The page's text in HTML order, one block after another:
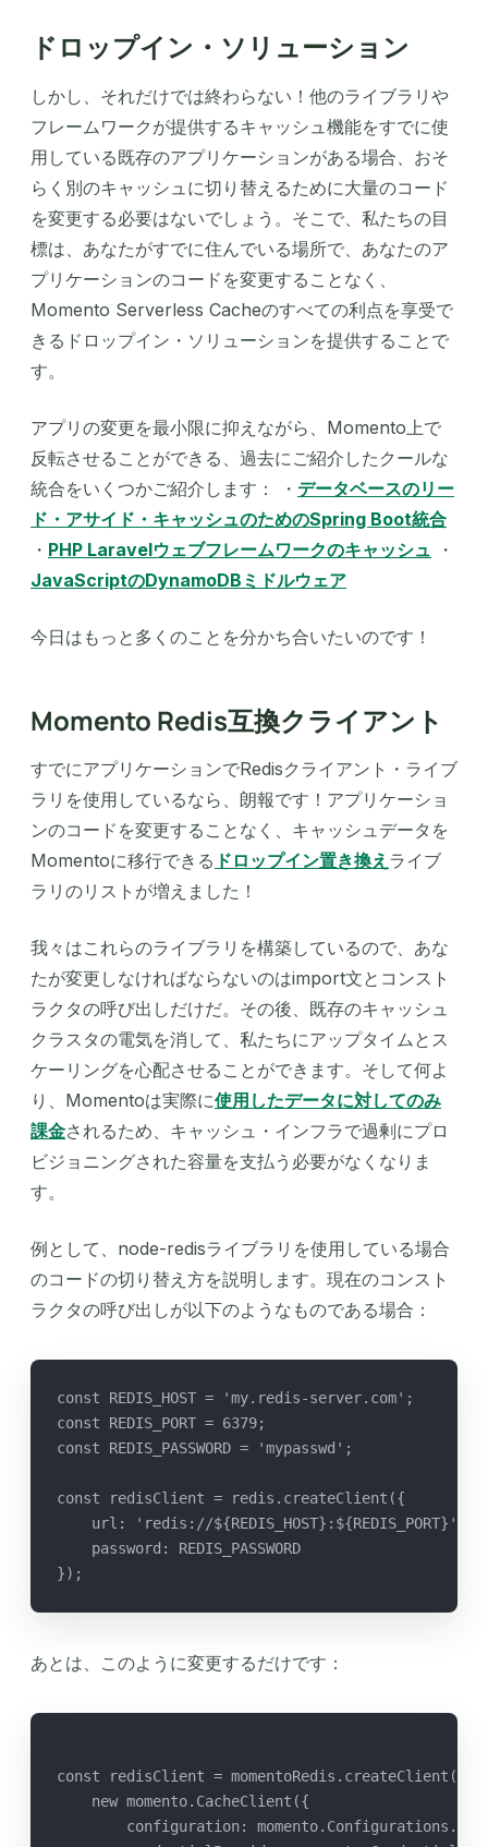
ドロップイン・ソリューション
しかし、それだけでは終わらない！他のライブラリや
フレームワークが提供するキャッシュ機能をすでに使
用している既存のアプリケーションがある場合、おそ
らく別のキャッシュに切り替えるために大量のコード
を変更する必要はないでしょう。そこで、私たちの目
標は、あなたがすでに住んでいる場所で、あなたのア
プリケーションのコードを変更することなく、
Momento Serverless Cacheのすべての利点を享受で
きるドロップイン・ソリューションを提供することで
す。
アプリの変更を最小限に抑えながら、Momento上で
反転させることができる、過去にご紹介したクールな
統合をいくつかご紹介します： ・ データベースのリー
ド・アサイド・キャッシュのためのSpring Boot統合
・ PHP Laravelウェブフレームワークのキャッシュ ・
JavaScriptのDynamoDBミドルウェア
今日はもっと多くのことを分かち合いたいのです！
Momento Redis互換クライアント
すでにアプリケーションでRedisクライアント・ライブ
ラリを使用しているなら、朗報です！アプリケーショ
ンのコードを変更することなく、キャッシュデータを
Momentoに移行できる ドロップイン置き換え ライブ
ラリのリストが増えました！
我々はこれらのライブラリを構築しているので、あな
たが変更しなければならないのはimport文とコンスト
ラクタの呼び出しだけだ。その後、既存のキャッシュ
クラスタの電気を消して、私たちにアップタイムとス
ケーリングを心配させることができます。そして何よ
り、Momentoは実際に使用したデータに対してのみ
課金されるため、キャッシュ・インフラで過剰にプロ
ビジョニングされた容量を支払う必要がなくなりま
す。
例として、node-redisライブラリを使用している場合
のコードの切り替え方を説明します。現在のコンスト
ラクタの呼び出しが以下のようなものである場合：
const REDIS_HOST = 'my.redis-server.com';
const REDIS_PORT = 6379;
const REDIS_PASSWORD = 'mypasswd';
const redisClient = redis.createClient({
    url: 'redis://${REDIS_HOST}:${REDIS_PORT}',
    password: REDIS_PASSWORD
});
あとは、このように変更するだけです：
const redisClient = momentoRedis.createClient(
    new momento.CacheClient({
configuration: